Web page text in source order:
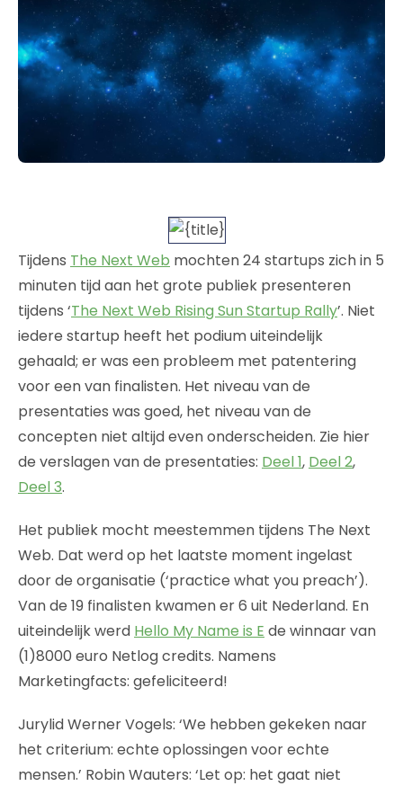
Tijdens The Next Web mochten 24 startups zich in 5
minuten tijd aan het grote publiek presenteren
tijdens ‘The Next Web Rising Sun Startup Rally’. Niet
iedere startup heeft het podium uiteindelijk
gehaald; er was een probleem met patentering
voor een van finalisten. Het niveau van de
presentaties was goed, het niveau van de
concepten niet altijd even onderscheiden. Zie hier
de verslagen van de presentaties: Deel 1, Deel 2,
Deel 3.
Het publiek mocht meestemmen tijdens The Next
Web. Dat werd op het laatste moment ingelast
door de organisatie (‘practice what you preach’).
Van de 19 finalisten kwamen er 6 uit Nederland. En
uiteindelijk werd Hello My Name is E de winnaar van
(1)8000 euro Netlog credits. Namens
Marketingfacts: gefeliciteerd!
Jurylid Werner Vogels: ‘We hebben gekeken naar
het criterium: echte oplossingen voor echte
mensen.’ Robin Wauters: ‘Let op: het gaat niet